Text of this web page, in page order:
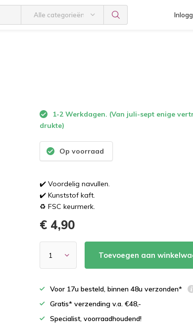
Alle categorieën
1-2 Werkdagen. (Van juli-sept enige
drukte)
Op voorraad
✔️ Voordelig navullen.
✔️ Kunststof kaft.
♻️ FSC keurmerk.
€ 4,90
Toevoegen aan
Voor 17u besteld, binnen 48u verzonden*
Gratis* verzending v.a. €48,-
Specialist, voorraadhoudend!